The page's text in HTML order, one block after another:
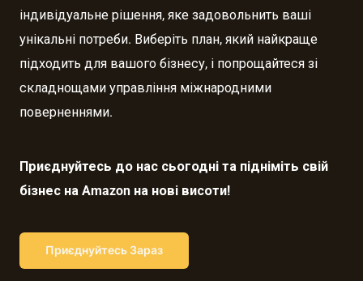
індивідуальне рішення, яке задовольнить ваші
унікальні потреби. Виберіть план, який найкраще
підходить для вашого бізнесу, і попрощайтеся зі
складнощами управління міжнародними
поверненнями.
Приєднуйтесь до нас сьогодні та підніміть свій
бізнес на Amazon на нові висоти!
Приєднуйтесь Зараз